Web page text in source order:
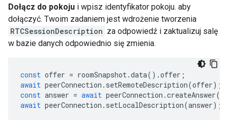
Dołącz do pokoju i wpisz identyfikator pokoju. aby
dołączyć. Twoim zadaniem jest wdrożenie tworzenia
RTCSessionDescription za odpowiedź i zaktualizuj salę
w bazie danych odpowiednio się zmienia.
const offer = roomSnapshot.data().offer ;
await peerConnection . setRemoteDescription(offer);
const answer = await peerConnection .createAnswer
await peerConnection . setLocalDescription(answer);